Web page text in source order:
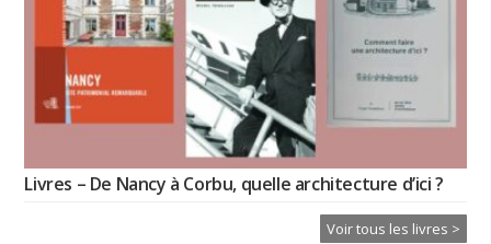
Livres – De Nancy à Corbu, quelle architecture d’ici ?
Voir tous les livres >